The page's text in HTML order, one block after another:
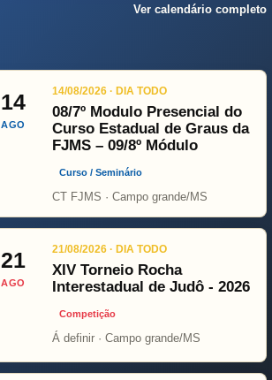
Ver calendário completo
14
AGO
14/08/2026 · DIA TODO
08/7º Modulo Presencial do
Curso Estadual de Graus da
FJMS – 09/8º Módulo
Curso / Seminário
CT FJMS · Campo grande/MS
21
AGO
21/08/2026 · DIA TODO
XIV Torneio Rocha
Interestadual de Judô - 2026
Competição
Á definir · Campo grande/MS
Top Fight ONÇA PINT PSOPJ